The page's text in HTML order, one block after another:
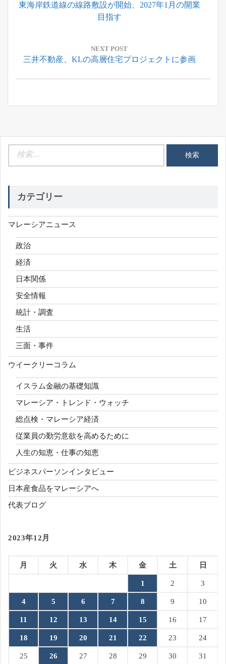
ナ
シ
ョ
Previous
東海岸鉄道線の線路敷設が開始、2027年1月の開業
目指す
NEXT POST
Next
三井不動産、KLの高層住宅プロジェクトに参画
カテゴリー
マレーシアニュース
政治
経済
日本関係
安全情報
統計・調査
生活
三面・事件
ウイークリーコラム
イスラム金融の基礎知識
マレーシア・トレンド・ウォッチ
総点検・マレーシア経済
従業員の勤労意欲を高めるために
人生の知恵・仕事の知恵
ビジネスパーソンインタビュー
日本産食品をマレーシアへ
代表ブログ
2023年12月
月 火 水 木 金 土 日
1 2 3
4 5 6 7 8 9 10
11 12 13 14 15 16 17
18 19 20 21 22 23 24
25 26 27 28 29 30
31